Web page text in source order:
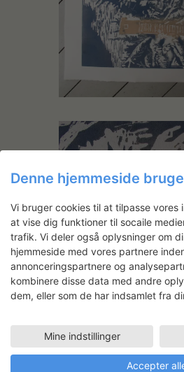
Denne hjemmeside
Vi bruger cookies til at tilpasse vores
at vise dig funktioner til socaile
trafik. Vi deler også oplysninger om
hjemmeside med vores partnere
annonceringspartnere og
kombinere disse data med andre
dem, eller som de har indsamlet fra
Mine indstillinger
Accepter